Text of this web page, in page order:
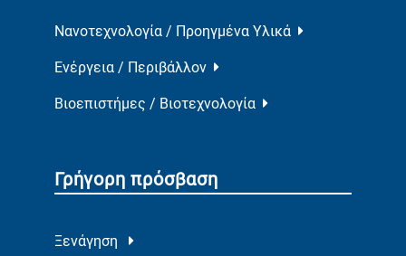
Νανοτεχνολογία / Προηγμένα Υλικά
Ενέργεια / Περιβάλλον
Βιοεπιστήμες / Βιοτεχνολογία
Γρήγορη πρόσβαση
Ξενάγηση